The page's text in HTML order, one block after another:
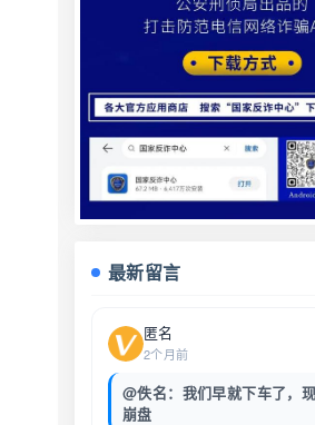
最新留言
匿名
2个月前
@佚名：我们早就下车了，
崩盘